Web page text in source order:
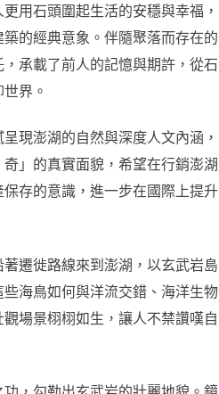
用石頭圍起生活的安穩與幸福，
的經典意象。伴隨聚落而存在的
承載了前人的記憶與期許，從石
界。
現澎湖的自然與深度人文內涵，
」的真實面貌，希望在行銷澎湖
存的意識，進一步在國際上提升
遷徙路線來到澎湖，以玄武岩島
海鳥如何與洋流交錯、海洋生物
場景栩栩如生，讓人不禁讚嘆自